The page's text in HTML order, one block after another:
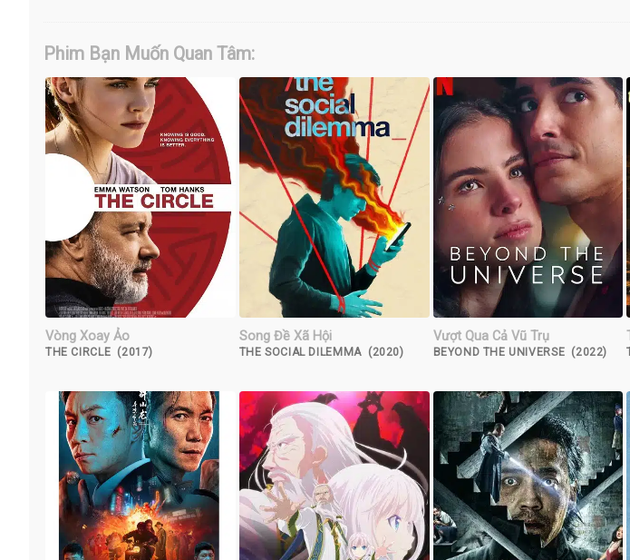
Phim Bạn Muốn Quan Tâm:
Vòng Xoay Ảo
THE CIRCLE (2017)
Song Đề Xã Hội
THE SOCIAL DILEMMA (2020)
Vượt Qua Cả Vũ Trụ
BEYOND THE UNIVERSE (2022)